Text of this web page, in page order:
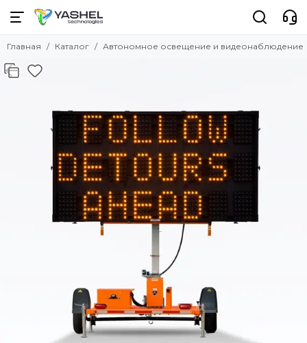
Автономное освещение и
видеонаблюдение
Передвижные мачты освещения
Светофорная сигнализация
Электростанция на опоре
Главная Каталог Автономное освещение и видеонаблюдение